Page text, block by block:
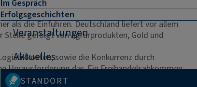
Im Gespräch
Erfolgsgeschichten
Veranstaltungen
Aktuelles
STANDORT
als die Einfuhren. Deutschland liefert vor allem
Stelle gefolgt von Agrarprodukten, Gold und
sowie die Konkurrenz durch
Herausforderung dar. Ein Freihandelsabkommen